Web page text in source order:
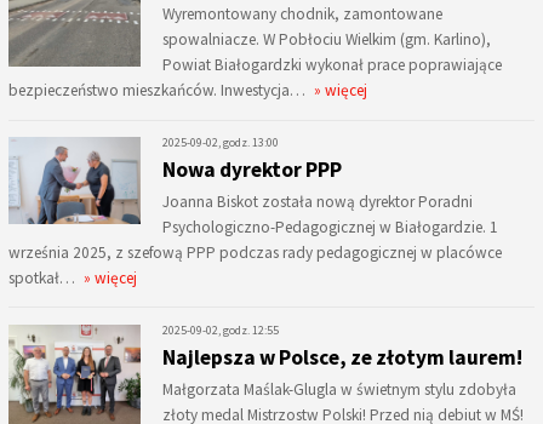
Wyremontowany chodnik, zamontowane
spowalniacze. W Pobłociu Wielkim (gm. Karlino),
Powiat Białogardzki wykonał prace poprawiające
bezpieczeństwo mieszkańców. Inwestycja… » więcej
2025-09-02, godz. 13:00
Nowa dyrektor PPP
Joanna Biskot została nową dyrektor Poradni
Psychologiczno-Pedagogicznej w Białogardzie. 1
września 2025, z szefową PPP podczas rady pedagogicznej w placówce
spotkał… » więcej
2025-09-02, godz. 12:55
Najlepsza w Polsce, ze złotym laurem!
Małgorzata Maślak-Glugla w świetnym stylu zdobyła
złoty medal Mistrzostw Polski! Przed nią debiut w MŚ!